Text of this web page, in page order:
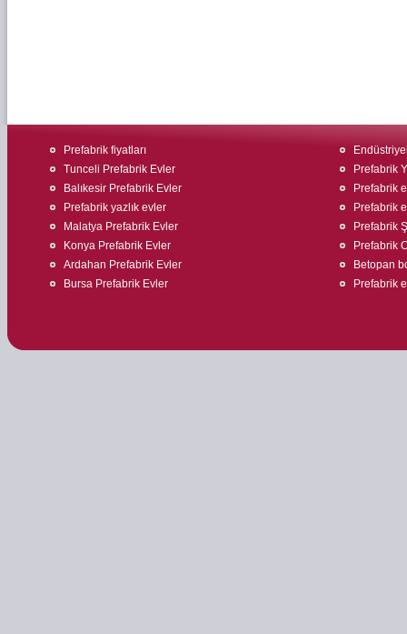
Prefabrik fiyatları
Tunceli Prefabrik Evler
Balıkesir Prefabrik Evler
Prefabrik yazlık evler
Malatya Prefabrik Evler
Konya Prefabrik Evler
Ardahan Prefabrik Evler
Bursa Prefabrik Evler
Prefabrik
Prefabrik
Prefabrik
Prefabrik
Prefabrik
Betopan
Prefabrik